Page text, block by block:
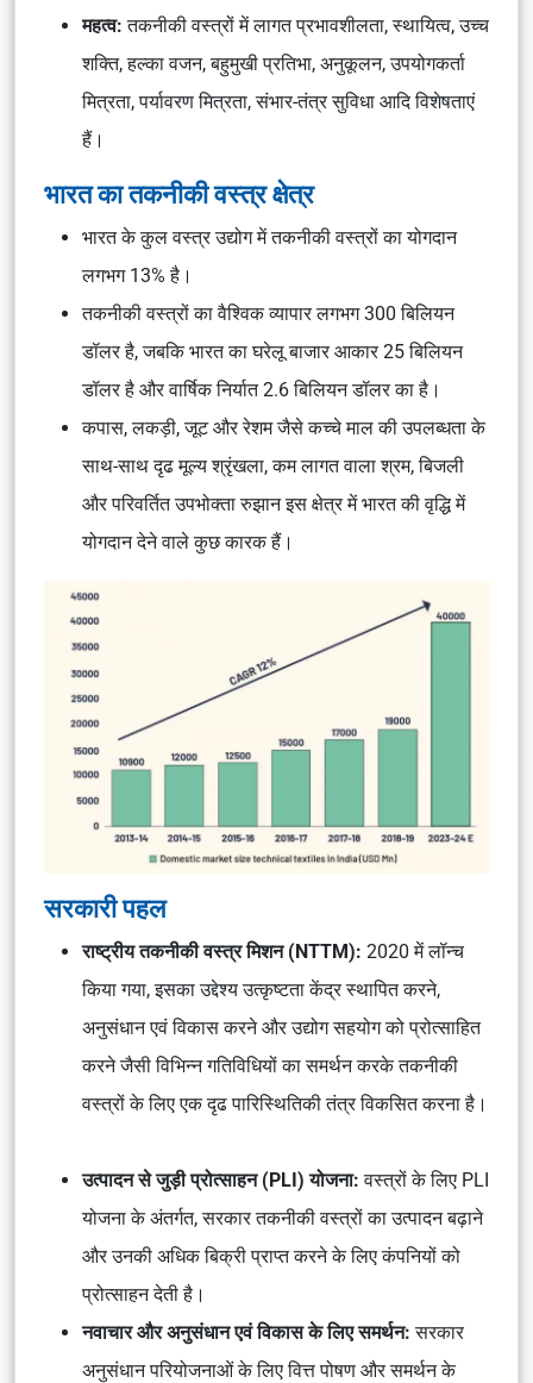
महत्व:तकनीकी वस्त्रों में लागत प्रभावशीलता, स्थायित्व, उच्च
शक्ति, हल्का वजन, बहुमुखी प्रतिभा, अनुकूलन, उपयोगकर्ता
मित्रता, पर्यावरण मित्रता, संभार-तंत्र सुविधा आदि विशेषताएं
हैं।
भारत का तकनीकी वस्त्र क्षेत्र
भारत के कुल वस्त्र उद्योग में तकनीकी वस्त्रों का योगदान
लगभग 13% है।
तकनीकी वस्त्रों का वैश्विक व्यापार लगभग 300 बिलियन
डॉलर है, जबकि भारत का घरेलू बाजार आकार 25 बिलियन
डॉलर है और वार्षिक निर्यात 2.6 बिलियन डॉलर का है।
कपास, लकड़ी, जूट और रेशम जैसे कच्चे माल की उपलब्धता के
साथ-साथ दृढ मूल्य श्रृंखला, कम लागत वाला श्रम, बिजली
और परिवर्तित उपभोक्ता रुझान इस क्षेत्र में भारत की वृद्धि में
योगदान देने वाले कुछ कारक हैं।
सरकारी पहल
राष्ट्रीय तकनीकी वस्त्र मिशन (NTTM): 2020 में लॉन्च
किया गया, इसका उद्देश्य उत्कृष्टता केंद्र स्थापित करने,
अनुसंधान एवं विकास करने और उद्योग सहयोग को प्रोत्साहित
करने जैसी विभिन्न गतिविधियों का समर्थन करके तकनीकी
वस्त्रों के लिए एक दृढ पारिस्थितिकी तंत्र विकसित करना है।
उत्पादन से जुड़ी प्रोत्साहन (PLI) योजना: वस्त्रों के लिए PLI
योजना के अंतर्गत, सरकार तकनीकी वस्त्रों का उत्पादन बढ़ाने
और उनकी अधिक बिक्री प्राप्त करने के लिए कंपनियों को
प्रोत्साहन देती है।
नवाचार और अनुसंधान एवं विकास के लिए समर्थन:सरकार
अनुसंधान परियोजनाओं के लिए वित्त पोषण और समर्थन के